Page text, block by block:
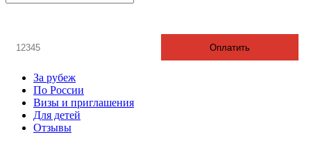
Оплатить
За рубеж
По России
Визы и приглашения
Для детей
Отзывы